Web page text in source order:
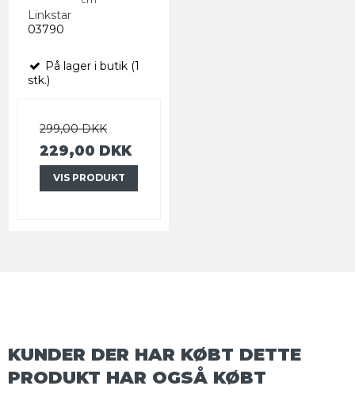
Linkstar
03790
På lager i butik (1
stk.)
299,00 DKK
229,00 DKK
VIS PRODUKT
KUNDER DER HAR KØBT DETTE
PRODUKT HAR OGSÅ KØBT